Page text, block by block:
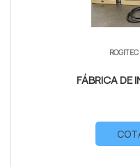
ROGITEC
FÁBRICA DE